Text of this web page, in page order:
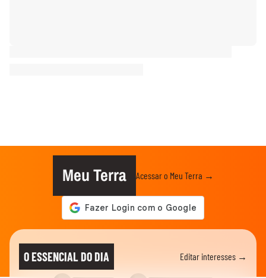
Meu Terra Acessar o Meu Terra →
O ESSENCIAL DO DIA Editar interesses →